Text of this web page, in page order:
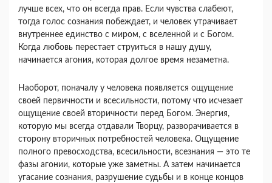
лучше всех, что он всегда прав. Если чувства слабеют,
тогда голос сознания побеждает, и человек утрачивает
внутреннее единство с миром, с вселенной и с Бо­гом.
Когда любовь перестает струиться в нашу душу,
начинается агония, которая долгое время незаметна.
Наоборот, поначалу у человека появ­ляется ощущение
своей первичности и всесильности, потому что исчезает
ощущение своей вторичности перед Богом. Энергия,
которую мы всегда отдавали Творцу, разворачивается в
сторону вто­ричных потребностей человека. Ощущение
полно­го превосходства, всесильности, всезнания — это те
фазы агонии, которые уже заметны. А затем на­чинается
угасание сознания, разрушение судьбы и в конце концов